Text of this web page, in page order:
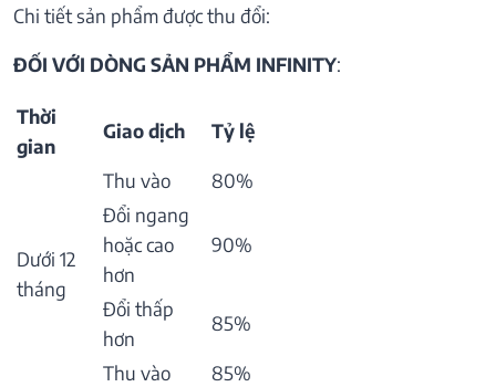
Chi tiết sản phẩm được thu đổi:
ĐỐI VỚI DÒNG SẢN PHẨM INFINITY:
Thời
gian
Giao dịch Tỷ lệ
Dưới 12
tháng
Thu vào
80%
Đổi ngang
hoặc cao
hơn
90%
Đổi thấp
hơn
85%
Thu vào
85%